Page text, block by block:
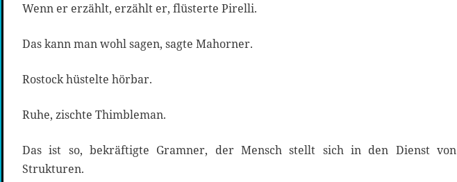
Wenn er erzählt, erzählt er, flüsterte Pirelli.
Das kann man wohl sagen, sagte Mahorner.
Rostock hüstelte hörbar.
Ruhe, zischte Thimbleman.
Das ist so, bekräftigte Gramner, der Mensch stellt sich in den Dienst von
Strukturen.